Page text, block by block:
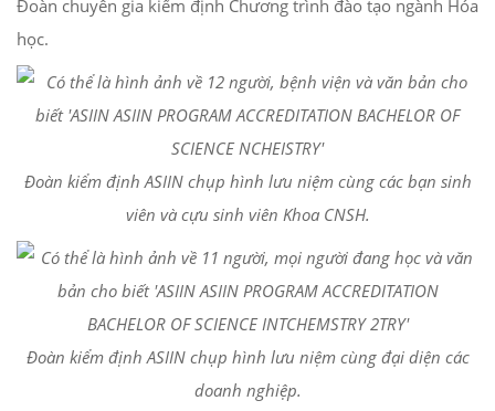
Đoàn chuyên gia kiểm định Chương trình đào tạo ngành Hóa
học.
Đoàn kiểm định ASIIN chụp hình lưu niệm cùng các bạn sinh
viên và cựu sinh viên Khoa CNSH.
Đoàn kiểm định ASIIN chụp hình lưu niệm cùng đại diện các
doanh nghiệp.